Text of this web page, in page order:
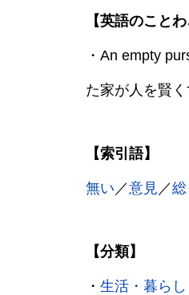
【英語のことわ
・An empty
た家が人を賢
【索引語】
無い ／意見 ／
【分類】
・ 生活・暮らし